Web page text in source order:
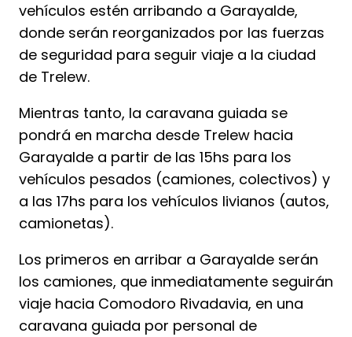
vehículos estén arribando a Garayalde,
donde serán reorganizados por las fuerzas
de seguridad para seguir viaje a la ciudad
de Trelew.
Mientras tanto, la caravana guiada se
pondrá en marcha desde Trelew hacia
Garayalde a partir de las 15hs para los
vehículos pesados (camiones, colectivos) y
a las 17hs para los vehículos livianos (autos,
camionetas).
Los primeros en arribar a Garayalde serán
los camiones, que inmediatamente seguirán
viaje hacia Comodoro Rivadavia, en una
caravana guiada por personal de